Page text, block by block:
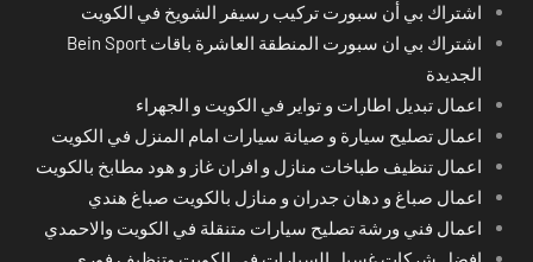
اشتراك بي أن سبورت تركيب رسيفر الشويخ في الكويت
اشتراك بي ان سبورت المنطقة العاشرة باقات Bein Sport
الجديدة
اعمال تبديل اطارات و تواير في الكويت و الجهراء
اعمال تصليح سيارة و صيانة سيارات امام المنزل في الكويت
اعمال تنظيف طباخات منازل و افران غاز و هود مطابخ بالكويت
اعمال صباغ و دهان جدران و منازل بالكويت صباغ هندي
اعمال فني ورشة تصليح سيارات متنقلة في الكويت والاحمدي